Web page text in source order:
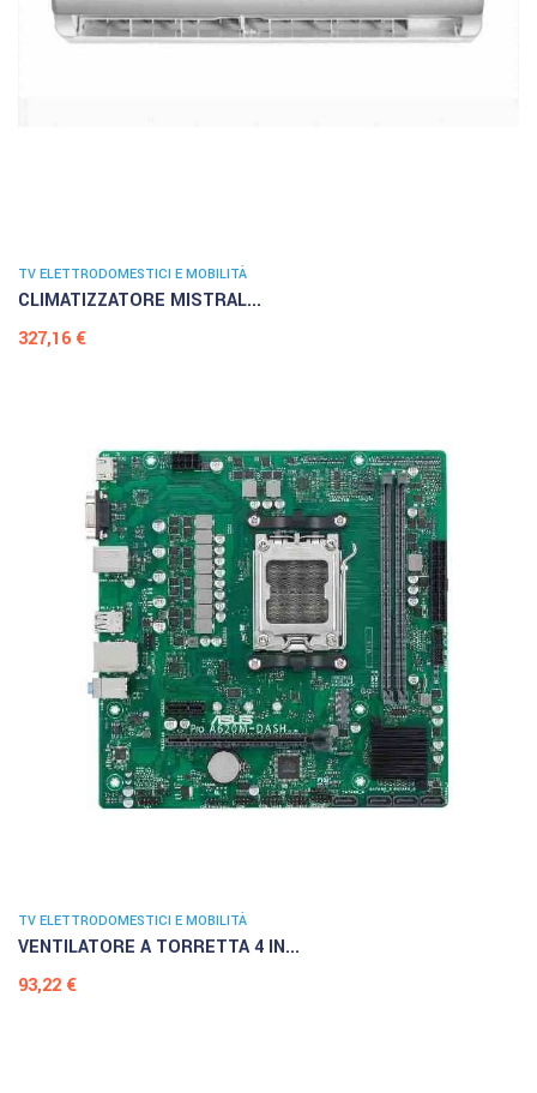
TV ELETTRODOMESTICI E MOBILITÀ
CLIMATIZZATORE MISTRAL...
Prezzo
327,16 €
TV ELETTRODOMESTICI E MOBILITÀ
VENTILATORE A TORRETTA 4 IN...
Prezzo
93,22 €